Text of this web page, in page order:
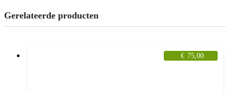
Gerelateerde producten
€ 75,00